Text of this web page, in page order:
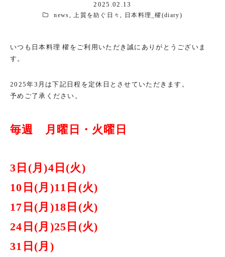
2025.02.13
news,上質を紡ぐ日々, 日本料理_櫂(diary)
いつも日本料理 櫂をご利用いただき誠にありがとうございま
す。
2025年3月は下記日程を定休日とさせていただきます。
予めご了承ください。
毎週 月曜日・火曜日
3日(月)4日(火)
10日(月)11日(火)
17日(月)18日(火)
24日(月)25日(火)
31日(月)